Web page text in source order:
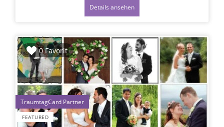
Details ansehen
0 Favorit
FEATURED
1